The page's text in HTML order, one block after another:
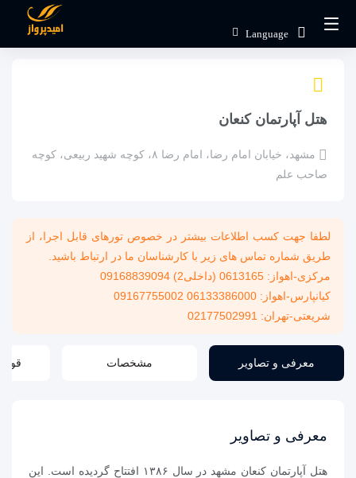
Language
صفحه اصلی
هتل آپارتمان کنعان
هتل آپارتمان کنعان
مشهد، خیابان امام رضا، امام رضا ۸، کوچه شهيد ربیعی، کوچه
صاحب علم
لطفا جهت کسب اطلاعات بیشتر در خصوص تورهای قابل اجرا، از
طریق شماره تماس های زیر با کارشناسان ما در ارتباط باشید.
مرکزی-اهواز: 0613165 (داخلی2) 09168839094
کیانپارس-اهواز: 06133386000 09167755002
شریعتی-تهران: 02177502991
معرفی و تصاویر مشخصات
معرفی و تصاویر
هتل آپارتمان کنعان مشهد در سال ۱۳۸۶ افتتاح گردیده است. این